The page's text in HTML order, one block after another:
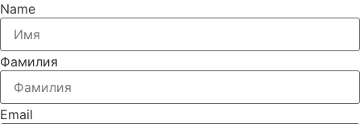
Name
Фамилия
Email